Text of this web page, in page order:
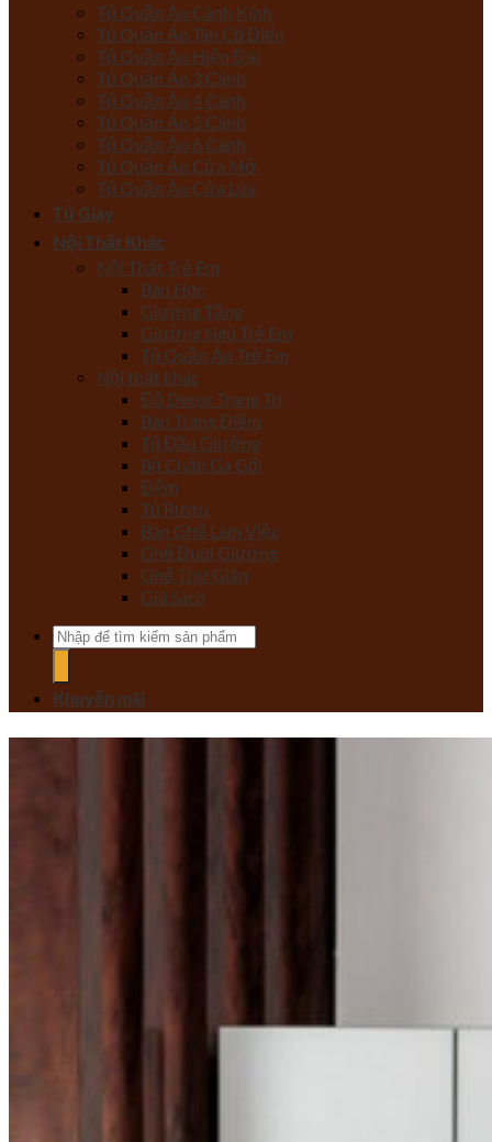
Tủ Quần Áo Cánh Kính
Tủ Quần Áo Tân Cổ Điển
Tủ Quần Áo Hiện Đại
Tủ Quần Áo 3 Cánh
Tủ Quần Áo 4 Cánh
Tủ Quần Áo 5 Cánh
Tủ Quần Áo 6 Cánh
Tủ Quần Áo Cửa Mở
Tủ Quần Áo Cửa Lùa
Tủ Giày
Nội Thất Khác
Nội Thất Trẻ Em
Bàn Học
Giường Tầng
Giường Ngủ Trẻ Em
Tủ Quần Áo Trẻ Em
Nội thất khác
Đồ Decor Trang Trí
Bàn Trang Điểm
Tủ Đầu Giường
Bộ Chăn Ga Gối
Đệm
Tủ Rượu
Bàn Ghế Làm Việc
Ghế Đuôi Giường
Ghế Thư Giãn
Giá Sách
Tìm
kiếm:
Khuyến mãi